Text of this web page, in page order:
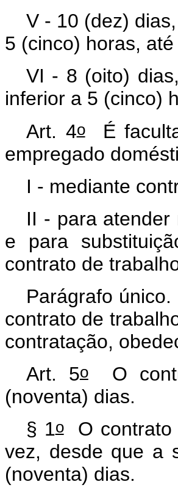
V - 10 (dez)
5 (cinco) horas,
VI - 8 (oito)
inferior a 5 (cinco)
Art. 4oÉ
empregado
I - mediante
II - para atender
e para
contrato de
Parágrafo
contrato de
contratação,
Art. 5oO
(noventa) dias.
§ 1oO contrato
vez, desde que a
(noventa) dias.